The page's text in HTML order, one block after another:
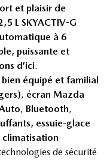
et plaisir de
L SKYACTIV-G
à 6
puissante et
d’ici.
équipé et familial
, écran Mazda
, Bluetooth,
essuie-glace
climatisation
de sécurité